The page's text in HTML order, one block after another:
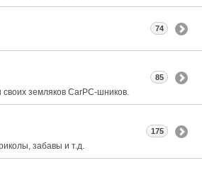
74
земляков CarPC-шников.
85
забавы и т.д.
175